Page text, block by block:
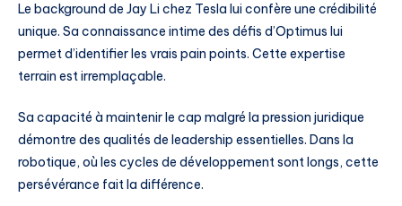
Le background de Jay Li chez Tesla lui confère une crédibilité
unique. Sa connaissance intime des défis d’Optimus lui
permet d’identifier les vrais pain points. Cette expertise
terrain est irremplaçable.
Sa capacité à maintenir le cap malgré la pression juridique
démontre des qualités de leadership essentielles. Dans la
robotique, où les cycles de développement sont longs, cette
persévérance fait la différence.